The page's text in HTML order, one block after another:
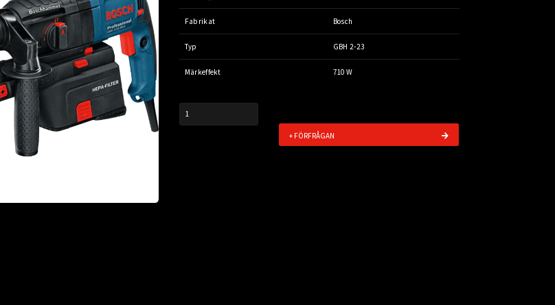
Fabrikat Bosch
Typ GBH 2-23
Märkeffekt 710 W
+ FÖRFRÅGAN